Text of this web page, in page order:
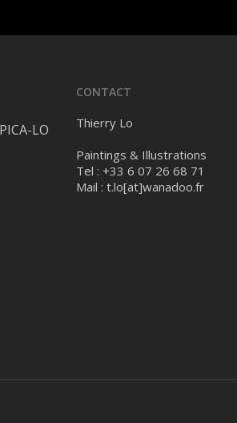
LO
CONTACT
Thierry Lo
Paintings & Illustrations
Tel : +33 6 07 26 68 71
Mail :t.lo[at]wanadoo.fr